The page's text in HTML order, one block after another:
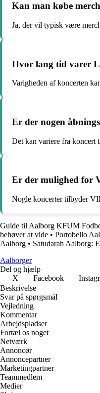
Kan man købe
Ja, der vil typisk være
Hvor lang tid varer
Varigheden af koncerten
Er der nogen
Det kan variere fra koncert
Er der mulighed for
Nogle koncerter tilbyder
Guide til Aalborg KFUM
behøver at vide • Portobello
Aalborg • Satudarah Aalborg:
Aalborger
Del og hjælp
X
Facebook
Beskrivelse
Svar på spørgsmål
Vejledning
Kommentar
Arbejdspladser
Fortæl os noget
Netværk
Annoncør
Annoncepartner
Marketingpartner
Teammedlem
Medier